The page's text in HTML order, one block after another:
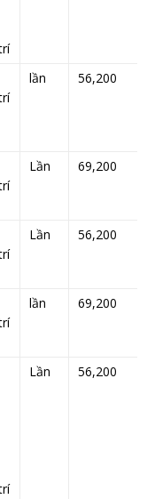
lần 56,200
Lần 69,200
Lần 56,200
lần 69,200
Lần 56,200